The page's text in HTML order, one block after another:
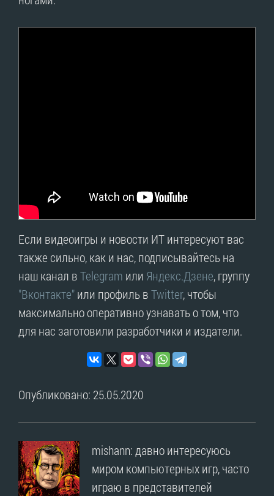
Если видеоигры и новости ИТ интересуют вас
также сильно, как и нас, подписывайтесь на
наш канал вTelegram или Яндекс.Дзене, группу
"Вконтакте"или профиль вTwitter, чтобы
максимально оперативно узнавать о том, что
для нас заготовили разработчики и издатели.
Опубликовано: 25.05.2020
mishann: давно интересуюсь
миром компьютерных игр, часто
играю в представителей